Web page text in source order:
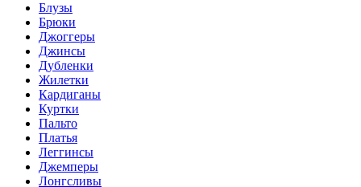
Блузы
Брюки
Джоггеры
Джинсы
Дубленки
Жилетки
Кардиганы
Куртки
Пальто
Платья
Леггинсы
Джемперы
Лонгсливы